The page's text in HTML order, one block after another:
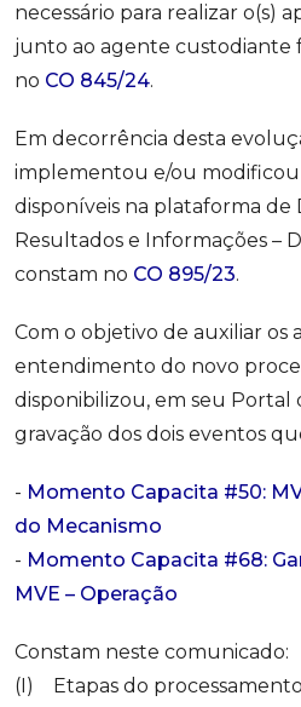
necessário para realizar o(s)
junto ao agente custodiante
no CO 845/24.
Em decorrência desta
implementou e/ou modificou
disponíveis na plataforma de
Resultados e Informações –
constam no CO 895/23.
Com o objetivo de auxiliar os
entendimento do novo
disponibilizou, em seu Portal
gravação dos dois eventos
- Momento Capacita #50:
do Mecanismo
- Momento Capacita #68:
MVE – Operação
Constam neste comunicado:
(I) Etapas do